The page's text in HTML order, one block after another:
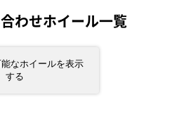
わせホイール一覧
なホイールを表示
する